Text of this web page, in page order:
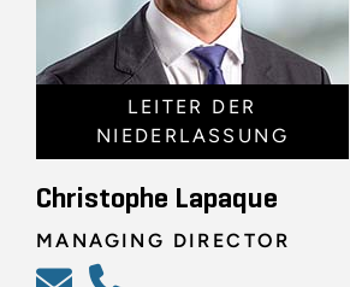
LEITER DER
NIEDERLASSUNG
Christophe Lapaque
MANAGING DIRECTOR